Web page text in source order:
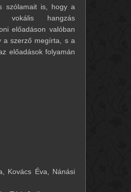
szólamait is, hogy a
vokális hangzás
előadáson valóban
a szerző megírta, s a
előadások folyamán
Kovács Éva, Nánási